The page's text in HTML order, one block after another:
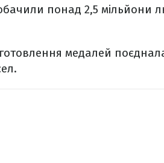
понад 2,5 мільйони
медалей